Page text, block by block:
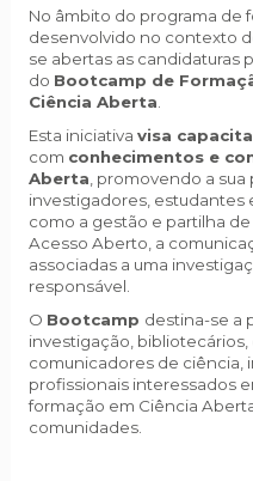
No âmbito do programa de
desenvolvido no contexto
se abertas as candidaturas
do Bootcamp de
Ciência Aberta
Esta iniciativa visa
com conhecimentos e
Aberta , promovendo a
investigadores, estudantes
como a gestão e partilha
Acesso Aberto, a
associadas a uma
responsável.
O Bootcamp destina-se a
investigação,
comunicadores de ciência,
profissionais interessados
formação em Ciência
comunidades.